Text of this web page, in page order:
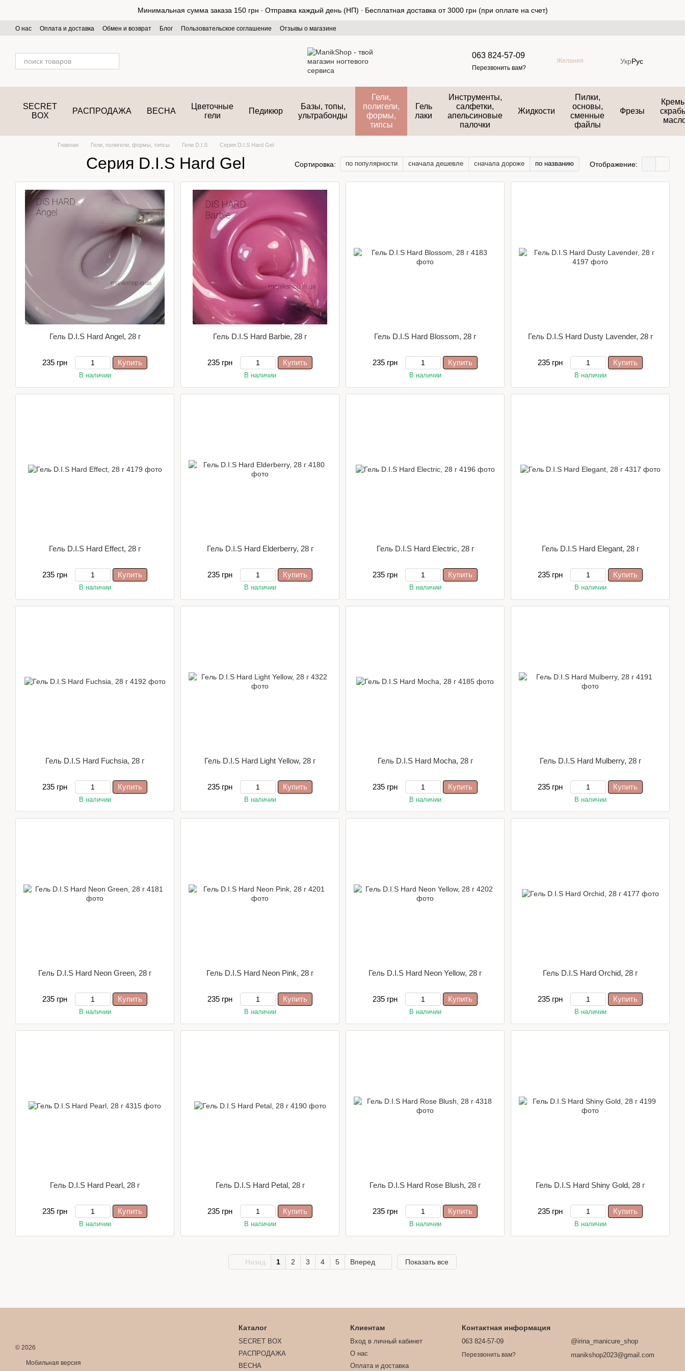
Минимальная сумма заказа 150 грн ∙ Отправка каждый день (НП) ∙ Бесплатная доставка от 3000 грн (при оплате на счет)
О нас Оплата и доставка Обмен и возврат Блог Пользовательское соглашение Отзывы о магазине
063 824-57-09
Перезвонить вам?
Желания УкрРус
SECRET
BOX
РАСПРОДАЖА ВЕСНА
Цветочные
гели
Педикюр
Базы, топы,
ультрабонды
Гели,
полигели,
формы,
типсы
Гель
лаки
Инструменты,
салфетки,
апельсиновые
палочки
Жидкости
Пилки,
основы,
сменные
файлы
Фрезы
Главная Гели, полигели, формы, типсы Гели D.I.S Серия D.I.S Hard Gel
Серия D.I.S Hard Gel Сортировка: по популярности сначала дешевле сначала дороже по названию Отображение:
Гель D.I.S Hard Angel, 28 г
235 грн Купить
В наличии
Гель D.I.S Hard Barbie, 28 г
235 грн Купить
В наличии
Гель D.I.S Hard Blossom, 28 г
235 грн Купить
В наличии
Гель D.I.S Hard Dusty Lavender, 28 г
235 грн Купить
В наличии
Гель D.I.S Hard Effect, 28 г
235 грн Купить
В наличии
Гель D.I.S Hard Elderberry, 28 г
235 грн Купить
В наличии
Гель D.I.S Hard Electric, 28 г
235 грн Купить
В наличии
Гель D.I.S Hard Elegant, 28 г
235 грн Купить
В наличии
Гель D.I.S Hard Fuchsia, 28 г
235 грн Купить
В наличии
Гель D.I.S Hard Light Yellow, 28 г
235 грн Купить
В наличии
Гель D.I.S Hard Mocha, 28 г
235 грн Купить
В наличии
Гель D.I.S Hard Mulberry, 28 г
235 грн Купить
В наличии
Гель D.I.S Hard Neon Green, 28 г
235 грн Купить
В наличии
Гель D.I.S Hard Neon Pink, 28 г
235 грн Купить
В наличии
Гель D.I.S Hard Neon Yellow, 28 г
235 грн Купить
В наличии
Гель D.I.S Hard Orchid, 28 г
235 грн Купить
В наличии
Гель D.I.S Hard Pearl, 28 г
235 грн Купить
В наличии
Гель D.I.S Hard Petal, 28 г
235 грн Купить
В наличии
Гель D.I.S Hard Rose Blush, 28 г
235 грн Купить
В наличии
Гель D.I.S Hard Shiny Gold, 28 г
235 грн Купить
В наличии
Назад 1 2 3 4 5 Вперед Показать все
© 2026
Мобильная версия
Каталог
SECRET BOX
РАСПРОДАЖА
ВЕСНА
Клиентам
Вход в личный кабинет
О нас
Оплата и доставка
Контактная информация
063 824-57-09
Перезвонить вам?
@irina_manicure_shop
manikshop2023@gmail.com